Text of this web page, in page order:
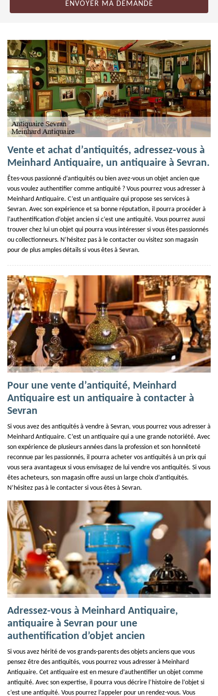
Vente et achat d’antiquités, adressez-vous à
Meinhard Antiquaire, un antiquaire à Sevran.
Êtes-vous passionné d’antiquités ou bien avez-vous un objet ancien que
vous voulez authentifier comme antiquité ? Vous pourrez vous adresser à
Meinhard Antiquaire. C’est un antiquaire qui propose ses services à
Sevran. Avec son expérience et sa bonne réputation, il pourra procéder à
l’authentification d’objet ancien si c’est une antiquité. Vous pourrez aussi
trouver chez lui un objet qui pourra vous intéresser si vous êtes passionnés
ou collectionneurs. N’hésitez pas à le contacter ou visitez son magasin
pour de plus amples détails si vous êtes à Sevran.
Pour une vente d’antiquité, Meinhard
Antiquaire est un antiquaire à contacter à
Sevran
Si vous avez des antiquités à vendre à Sevran, vous pourrez vous adresser à
Meinhard Antiquaire. C’est un antiquaire qui a une grande notoriété. Avec
son expérience de plusieurs années dans la profession et son honnêteté
reconnue par les passionnés, il pourra acheter vos antiquités à un prix qui
vous sera avantageux si vous envisagez de lui vendre vos antiquités. Si vous
êtes acheteurs, son magasin offre aussi un large choix d’antiquités.
N’hésitez pas à le contacter si vous êtes à Sevran.
Adressez-vous à Meinhard Antiquaire,
antiquaire à Sevran pour une
authentification d’objet ancien
Si vous avez hérité de vos grands-parents des objets anciens que vous
pensez être des antiquités, vous pourrez vous adresser à Meinhard
Antiquaire. Cet antiquaire est en mesure d’authentifier un objet comme
antiquité. Avec son expertise, il pourra vous décrire l’histoire de l’objet si
c’est une antiquité. Vous pourrez l’appeler pour un rendez-vous. Vous